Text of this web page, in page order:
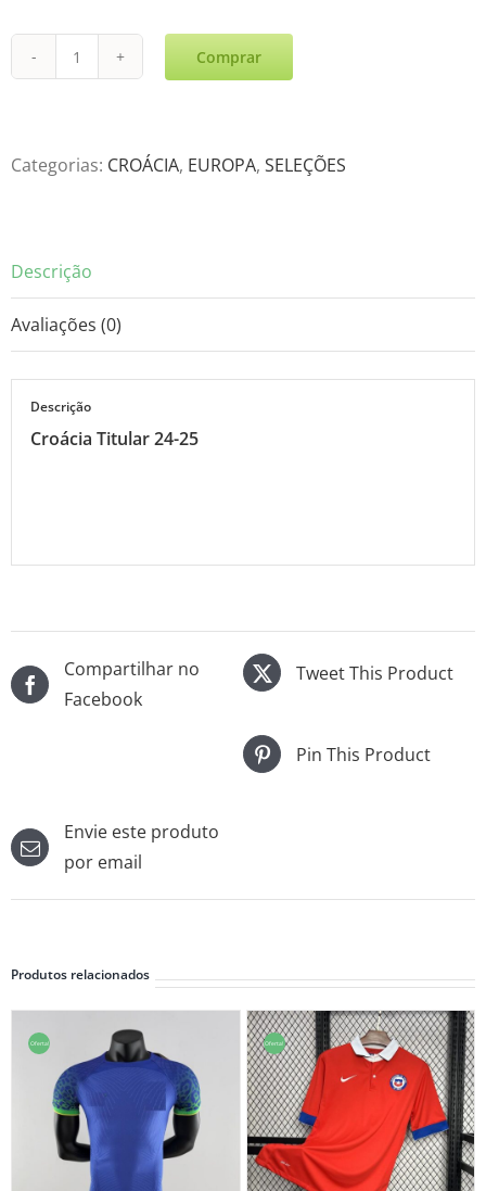
Croácia
25
Comprar
Categorias: CROÁCIA, EUROPA, SELEÇÕES
Descrição
Avaliações (0)
Descrição
Croácia Titular 24-25
Compartilhar no
Facebook
Tweet This Product
Pin This Product
Envie este produto
por email
Produtos relacionados
Oferta! Oferta!